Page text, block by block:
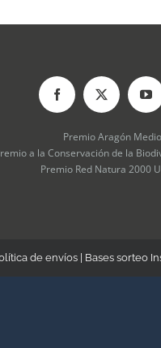
Premio Aragón
a la Conservación de la
Premio Red Natura 2000
de envíos| Bases sorteo